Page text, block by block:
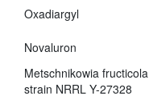
Oxadiargyl
Novaluron
Metschnikowia fructicola
strain NRRL Y-27328